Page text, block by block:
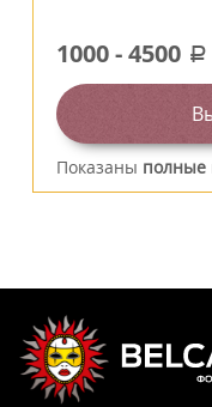
1000-4500 a
Показаны полные